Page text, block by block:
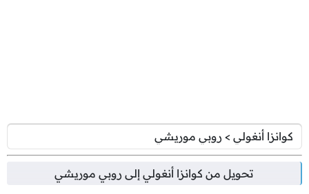
تحويل من كوانزا أنغولي إلى روبي موريشي